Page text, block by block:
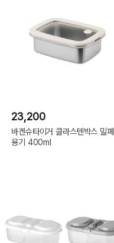
23,200
바겐슈타이거 클라스텐박스 밀폐
용기 400ml